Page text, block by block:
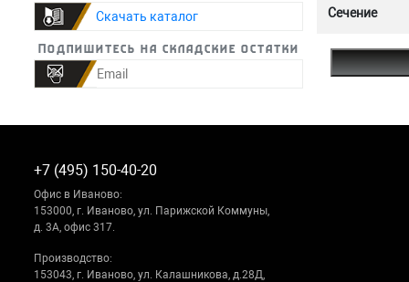
Скачать каталог
Подпишитесь на складские остатки
Сечение
+7 (495) 150-40-20
Офис в Иваново:
153000, г. Иваново, ул. Парижской Коммуны,
д. 3А, офис 317.
Производство:
153043, г. Иваново, ул. Калашникова, д.28Д,